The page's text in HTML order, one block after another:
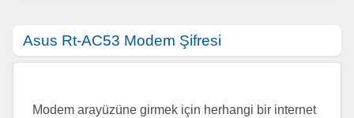
Asus Rt-AC53 Modem Şifresi
Modem arayüzüne girmek için herhangi bir internet